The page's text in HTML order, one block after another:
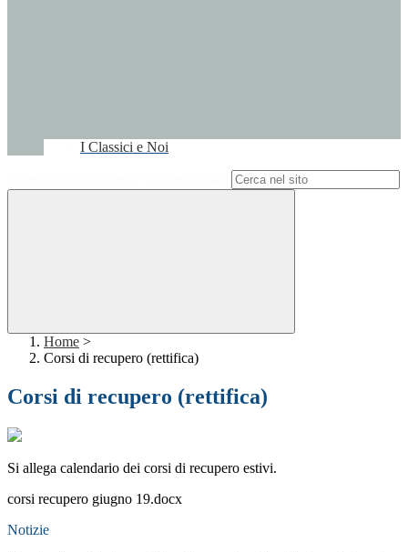
I Classici e Noi
Home >
Corsi di recupero (rettifica)
Corsi di recupero (rettifica)
Si allega calendario dei corsi di recupero estivi.
corsi recupero giugno 19.docx
Notizie